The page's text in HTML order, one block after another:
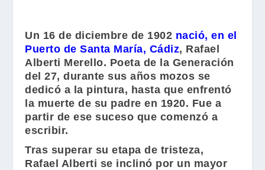
Un 16 de diciembre de 1902 nació, en el
Puerto de Santa María, Cádiz, Rafael
Alberti Merello. Poeta de la Generación
del 27, durante sus años mozos se
dedicó a la pintura, hasta que enfrentó
la muerte de su padre en 1920. Fue a
partir de ese suceso que comenzó a
escribir.
Tras superar su etapa de tristeza,
Rafael Alberti se inclinó por un mayor